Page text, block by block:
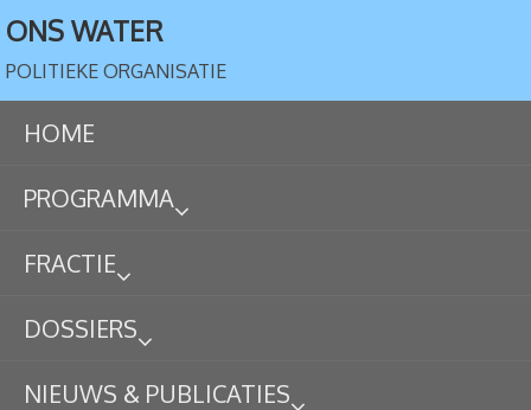
ONS WATER
POLITIEKE ORGANISATIE
HOME
PROGRAMMA
FRACTIE
DOSSIERS
NIEUWS & PUBLICATIES